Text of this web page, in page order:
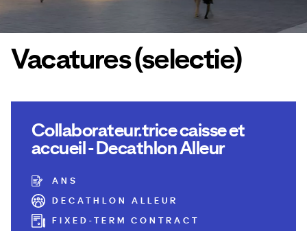
Vacatures (selectie)
Collaborateur.trice caisse et
accueil - Decathlon Alleur
ANS
DECATHLON ALLEUR
FIXED-TERM CONTRACT